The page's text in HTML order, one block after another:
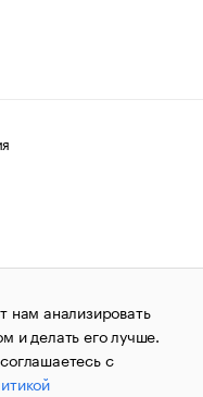
авторских прав
Сообщения
«РБК»
по надзору в сфере
массовых
за номером ИА
нам анализировать
и делать его лучше.
с